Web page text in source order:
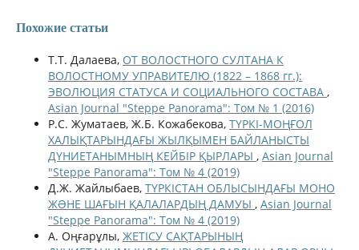
Похожие статьи
Т.Т. Далаева, ОТ ВОЛОСТНОГО СУЛТАНА К
ВОЛОСТНОМУ УПРАВИТЕЛЮ (1822 – 1868 гг.):
ЭВОЛЮЦИЯ СТАТУСА И СОЦИАЛЬНОГО СОСТАВА ,
Asian Journal "Steppe Panorama": Том № 1 (2016)
Р.С. Жуматаев, Ж.Б. Кожабекова, ТҮРКІ-МОҢҒОЛ
ХАЛЫҚТАРЫНДАҒЫ ЖЫЛҚЫМЕН БАЙЛАНЫСТЫ
ДҮНИЕТАНЫМНЫҢ КЕЙБІР ҚЫРЛАРЫ , Asian Journal
"Steppe Panorama": Том № 4 (2019)
Д.Ж. Жайлыбаев, ТҮРКІСТАН ОБЛЫСЫНДАҒЫ МОНО
ЖƏНЕ ШАҒЫН ҚАЛАЛАРДЫҢ ДАМУЫ , Asian Journal
"Steppe Panorama": Том № 4 (2019)
А. Оңғарұлы, ЖЕТІСУ САҚТАРЫНЫҢ